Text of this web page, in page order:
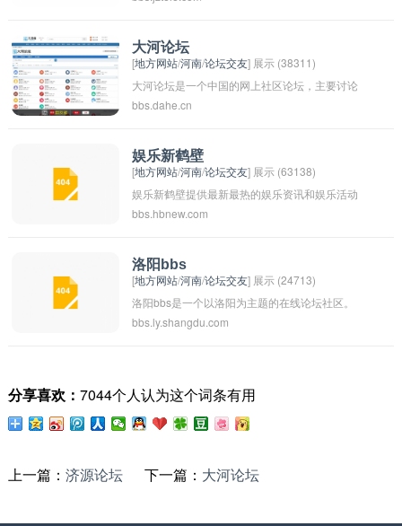
其他用户互动并建立联系。山阳论坛的目的是促
进信息交流和社交互动，为用户提供一个平台，
让他们能够更好地了解世界和扩展视野。
大河论坛
[地方网站/河南/论坛交友] 展示 (38311)
大河论坛是一个中国的网上社区论坛，主要讨论
各种话题和问题。在这个平台上，人们可以发表
动。大河论坛也提供了各种板块和主题，涵盖了
政治、经济、文化、娱乐等各个方面，吸引了大
量网民的关注和参与。
bbs.dahe.cn
娱乐新鹤壁
[地方网站/河南/论坛交友] 展示 (63138)
娱乐新鹤壁提供最新最热的娱乐资讯和娱乐活动
信息。
bbs.hbnew.com
洛阳bbs
[地方网站/河南/论坛交友] 展示 (24713)
洛阳bbs是一个以洛阳为主题的在线论坛社区。
用户可以在这个平台上讨论关于洛阳市的各种话
洛阳这座城市的了解，也能帮助游客更好地了解
和体验洛阳的特色。
bbs.ly.shangdu.com
分享喜欢： 7044个人认为这个词条有用
上一篇： 济源论坛 下一篇： 大河论坛